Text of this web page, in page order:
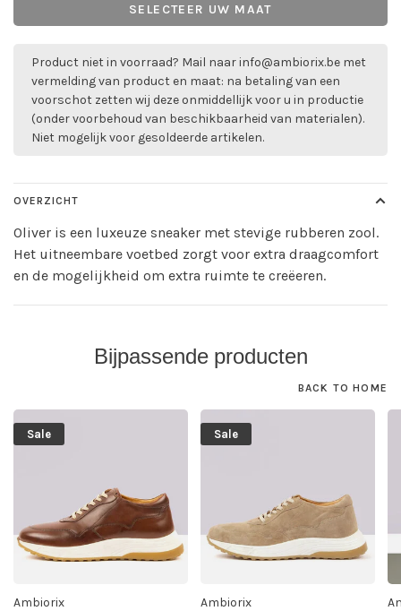
SELECTEER UW MAAT
Product niet in voorraad? Mail naarinfo@ambiorix.be met
vermelding van product en maat: na betaling van een
voorschot zetten wij deze onmiddellijk voor u in productie
(onder voorbehoud van beschikbaarheid van materialen).
Niet mogelijk voor gesoldeerde artikelen.
OVERZICHT
Oliver is een luxeuze sneaker met stevige rubberen zool.
Het uitneembare voetbed zorgt voor extra draagcomfort
en de mogelijkheid om extra ruimte te creëeren.
Bijpassende producten
BACK TO HOME
Sale
Ambiorix
Sale
Ambiorix